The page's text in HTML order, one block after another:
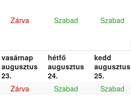
Zárva Szabad Szabad
vasárnap
augusztus
23.
hétfő
augusztus
24.
kedd
augusztus
25.
Zárva Szabad
Szabad